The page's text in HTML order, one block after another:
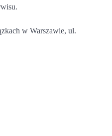
w Warszawie, ul.